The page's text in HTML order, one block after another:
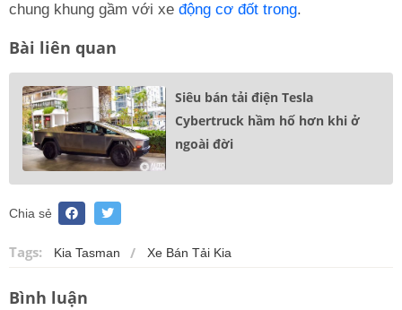
chung khung gầm với xe động cơ đốt trong.
Bài liên quan
Siêu bán tải điện Tesla
Cybertruck hầm hố hơn khi ở
ngoài đời
Chia sẻ
Tags: Kia Tasman Xe Bán Tải Kia
Bình luận